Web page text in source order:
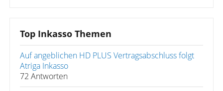
Top Inkasso Themen
Auf angeblichen HD PLUS Vertragsabschluss folgt
Atriga Inkasso
72 Antworten